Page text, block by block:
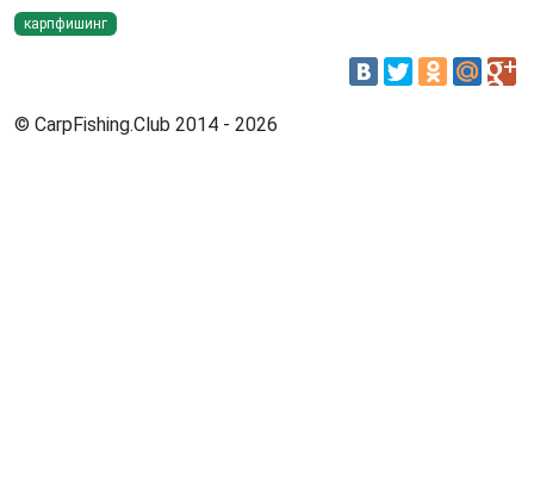
карпфишинг
© CarpFishing.Club 2014 - 2026